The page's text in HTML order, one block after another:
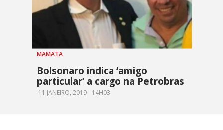
MAMATA
Bolsonaro indica ‘amigo
particular’ a cargo na Petrobras
11 JANEIRO, 2019 - 14H03